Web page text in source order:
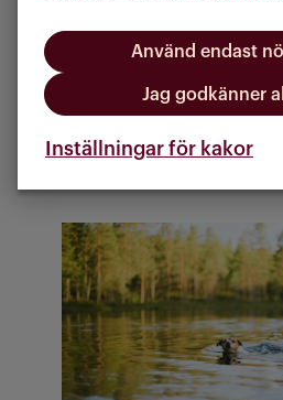
Använd endast
Jag godkänner
Inställningar för kakor
badsjöarna.
Passar dig som vill:
• hitta ett lugnt
• bada nära naturen